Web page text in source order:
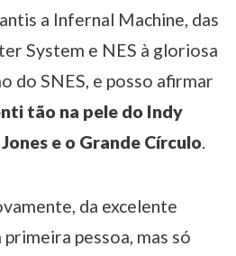
a Infernal Machine, das
System e NES à gloriosa
do SNES, e posso afirmar
tão na pele do Indy
e o Grande Círculo.
da excelente
pessoa, mas só